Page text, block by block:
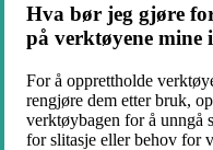
Hva bør jeg gjøre
på verktøyene mine
For å opprettholde
rengjøre dem etter bruk,
verktøybagen for å unngå
for slitasje eller behov for